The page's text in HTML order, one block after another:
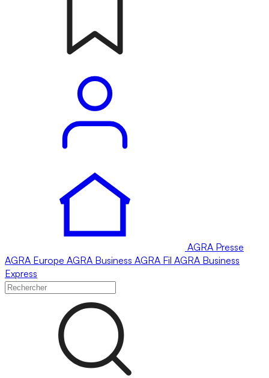
AGRA Presse
AGRA Europe AGRA Business AGRA Fil AGRA Business
Express